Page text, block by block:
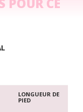
LONGUEUR DE
PIED